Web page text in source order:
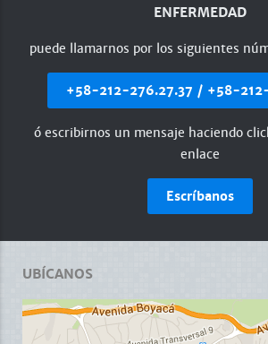
ENFERMEDAD
puede llamarnos por los siguientes
+58-212-276.27.37 / +58-
ó escribirnos un mensaje haciendo
enlace
Escríbanos
UBÍCANOS